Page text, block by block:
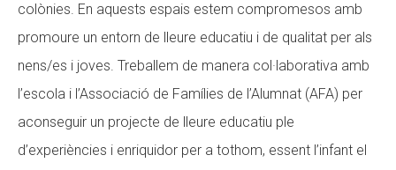
colònies. En aquests espais estem compromesos amb
promoure un entorn de lleure educatiu i de qualitat per als
nens/es i joves. Treballem de manera col·laborativa amb
l’escola i l’Associació de Famílies de l’Alumnat (AFA) per
aconseguir un projecte de lleure educatiu ple
d’experiències i enriquidor per a tothom, essent l’infant el
CONEIX FUNDESPLAI
La Fundació